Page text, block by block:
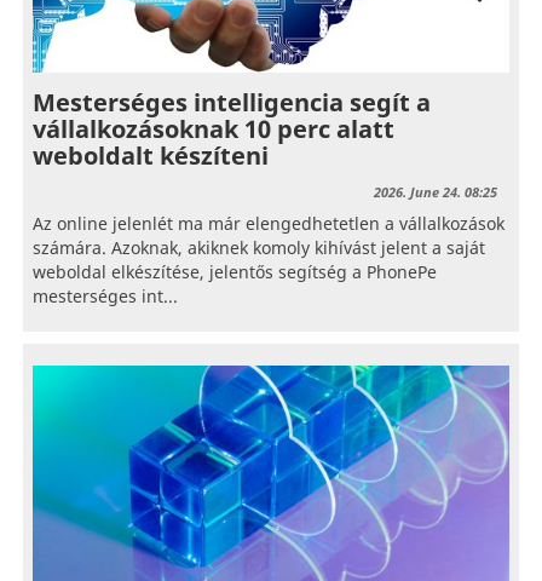
Mesterséges intelligencia segít a
vállalkozásoknak 10 perc alatt
weboldalt készíteni
2026. June 24. 08:25
Az online jelenlét ma már elengedhetetlen a vállalkozások
számára. Azoknak, akiknek komoly kihívást jelent a saját
weboldal elkészítése, jelentős segítség a PhonePe
mesterséges int...